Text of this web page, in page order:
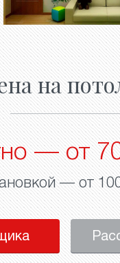
на
— от
— от